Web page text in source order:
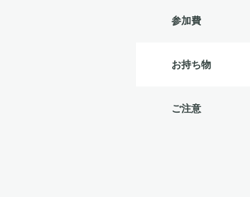
参加費
お持ち物
ご注意